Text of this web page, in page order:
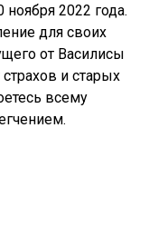
2022 года.
для своих
от Василисы
и старых
всему